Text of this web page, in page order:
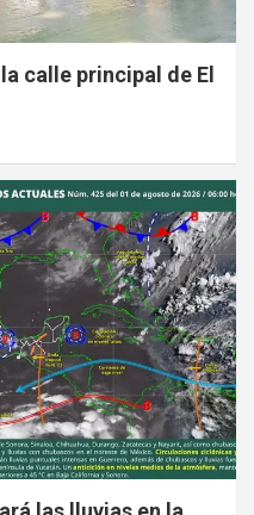
calle principal de El